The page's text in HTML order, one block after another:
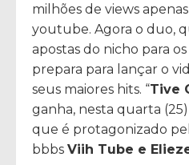
milhões de views
youtube. Agora o duo,
apostas do nicho para
prepara para lançar o
seus maiores hits. “Tive
ganha, nesta quarta
que é protagonizado
bbbs Viih Tube e